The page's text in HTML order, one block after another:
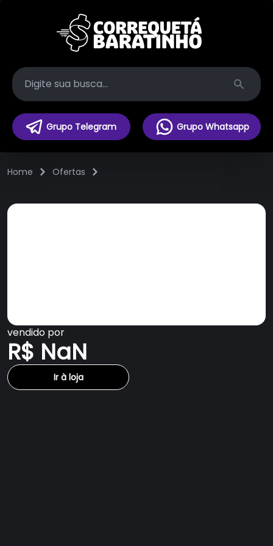
Search
Grupo Telegram Grupo Whatsapp
Home Ofertas
vendido por
R$ NaN
Ir à loja